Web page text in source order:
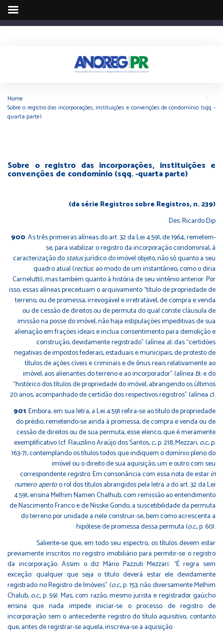
Home
Sobre o registro das incorporações, instituições e convenções de condomínio (sqq. -
quarta parte)
Sobre o registro das incorporações, instituições e
convenções de condomínio (sqq. -quarta parte)
(da série Registros sobre Registros, n. 239)
Des. Ricardo Dip
900. As três primeiras alíneas do art. 32 da Lei 4.591, de 1964, remetem-
se, para viabilizar o registro da incorporação condominial, à
caracterização dostatusjurídico do imóvel objeto, não só quanto a seu
quadro atual (rectius: ao modo de um instantâneo, como o diria
Carnelutti), mas também quanto à história de seu vintênio anterior. Por
isso, essas alíneas preceituam o arquivamento “título de propriedade de
terreno, ou de promessa, irrevogável e irretratável, de compra e venda
ou de cessão de direitos ou de permuta do qual conste cláusula de
imissão na posse do imóvel, não haja estipulações impeditivas de sua
alienação em frações ideais e inclua consentimento para demolição e
construção, devidamente registrado” (alínea a); das “certidões
negativas de impostos federais, estaduais e municipais, de protesto de
títulos de ações cíveis e criminais e de ônus reais relativamente ao
imóvel, aos alienantes do terreno e ao incorporador” (alínea b); e do
“histórico dos títulos de propriedade do imóvel, abrangendo os últimos
20 anos, acompanhado de certidão dos respectivos registros” (alínea c).
901. Embora, em sua letra, a Lei 4.591 refira-se ao título de propriedade
do prédio, remetendo-se ainda à promessa, de compra e venda ou de
cessão de direitos ou de sua permuta, esse elenco, que é meramente
exemplificativo (cf. Flauzilino Araújo dos Santos,c., p. 218; Mezzari,o.c., p.
163-7), contemplando os títulos todos que indiquem o domínio pleno do
imóvel ou o direito de sua aquisição, um e outro com seu
correspondente registro. Em consonância com essa nota de estarin
numero apertoo rol dos títulos abrangidos pela letra ado art. 32 da Lei
4.591, ensina Melhim Namen Chalhub, com remissão ao entendimento
de Nascimento Franco e de Nisske Gondo, a suscetibilidade da permuta
do terreno por unidade a nele construir-se, bem como acrescenta a
hipótese de promessa dessa permuta (o.c., p. 60).
Saliente-se que, em todo seu espectro, os títulos devem estar
previamente inscritos no registro imobiliário para permitir-se o registro
da incorporação. Assim o diz Mário Pazzuti Mezzari: “É regra sem
exceção: qualquer que seja o título deverá estar ele devidamente
registrado no Registro de Imóveis” (o.c., p. 153; não diversamente Melhim
Chalub, o.c., p. 59). Mas, com razão, mesmo jurista e registrador gaúcho
ensina que nada impede iniciar-se o processo de registro de
incorporação sem o antecedente registro do título aquisitivo, contanto
que, antes de registrar-se aquela, inscreva-se a aquisição.